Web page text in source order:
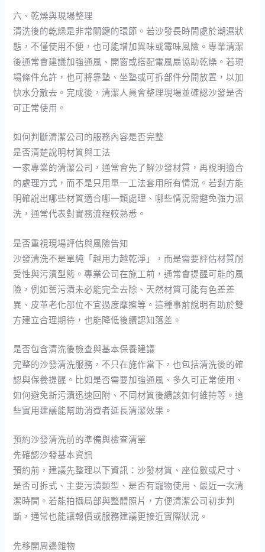
六、乾燥與現場整理
清洗後的乾燥是非常關鍵的環節。若沙發長時間處於潮濕狀
態，不僅使用不便，也可能增加異味或霉味風險。專業清潔
後通常會建議加強通風、開窗或搭配電風扇協助乾燥。若現
場條件允許，也可將靠墊、坐墊或可拆部件分開放置，以加
快水分散去。完成後，清潔人員會整理現場並確認沙發是否
可正常使用。
如何判斷清潔公司的服務內容是否完整
是否清楚說明材質與工法
一家專業的清潔公司，通常會先了解沙發材質，再說明適合
的處理方式，而不是只用單一工法套用所有情況。若對方能
明確說出哪些材質適合哪一類處理、哪些情況需避免強力濕
洗，通常代表對實務流程較熟悉。
是否重視現場評估與風險告知
沙發清洗不是單純「越用力越乾淨」，而是需要評估材質耐
受性與污漬型態。專業公司在施工前，通常會提醒可能的風
險，例如舊污漬未必能完全去除、天然材質可能有色差差
異、皮革老化部位不宜過度摩擦等。這種事前說明有助於雙
方建立合理期待，也能降低後續認知落差。
是否包含清洗後檢查與基本保養建議
完整的沙發清洗服務，不只在施作當下，也包括清洗後的確
認與保養提醒。比如是否需要加強通風、多久可正常使用、
如何避免新污漬迅速回附、不同材質後續該如何維持等。這
些實用建議能幫助消費者延長清潔效果。
預約沙發清洗前的準備與檢查清單
先確認沙發基本資訊
預約前，建議先整理以下資訊：沙發材質、座位數或尺寸、
是否可拆式、主要污漬類型、是否有寵物使用、最近一次清
潔時間。若能拍攝局部與整體照片，方便清潔公司初步判
斷，通常也能讓報價或服務建議更接近實際狀況。
先移開周邊雜物